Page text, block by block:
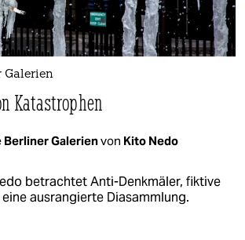
Galerien
Katastrophen
Berliner Galerienvon Kito Nedo
betrachtet Anti-Denkmäler, fiktive
ausrangierte Diasammlung.